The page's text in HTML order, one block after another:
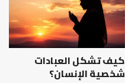
كيف تشكل العبادات
شخصية الإنسان؟